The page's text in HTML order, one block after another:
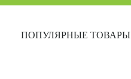
ПОПУЛЯРНЫЕ ТОВАРЫ